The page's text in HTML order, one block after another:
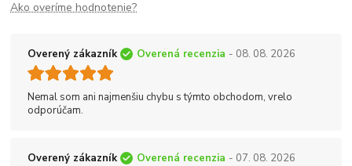
Ako overíme hodnotenie?
Overený zákazník Overená recenzia - 08. 08. 2026
Nemal som ani najmenšiu chybu s týmto obchodom, vrelo
odporúčam.
Overený zákazník Overená recenzia - 07. 08. 2026